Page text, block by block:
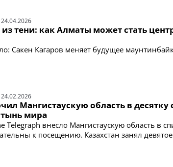
24.04.2026
тени: как Алматы может стать
Сакен Кагаров меняет будущее
24.02.2026
Мангистаускую область в десятку
мира
Telegraph внесло Мангистаускую область в
к посещению. Казахстан занял